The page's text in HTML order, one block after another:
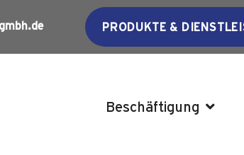
PRODUKTE &
Beschäftigung